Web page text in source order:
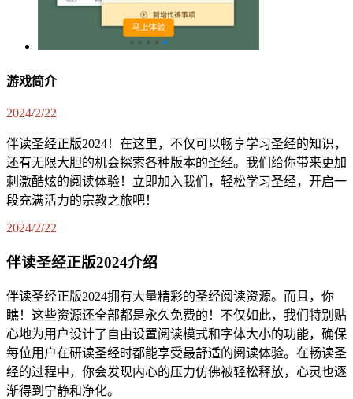
游戏简介
2024/2/22
伴读圣经正版2024！在这里，不仅可以畅享学习圣经的知识，
还有无限大胆的机会探索各种版本的圣经。我们给你带来更加
刺激酷炫的阅读体验！立即加入我们，轻松学习圣经，开启一
段充满活力的宗教之旅吧！
2024/2/22
伴读圣经正版2024介绍
伴读圣经正版2024拥有大量精彩的圣经阅读资源。而且，你
瞧！这些资源还全部都是永久免费的！不仅如此，我们特别贴
心地为用户设计了自由设置阅读模式和字体大小的功能，确保
每位用户在研读圣经时都能享受最舒适的阅读体验。在畅读圣
经的过程中，你会发现内心的压力仿佛被轻松释放，心灵也逐
渐得到宁静和净化。